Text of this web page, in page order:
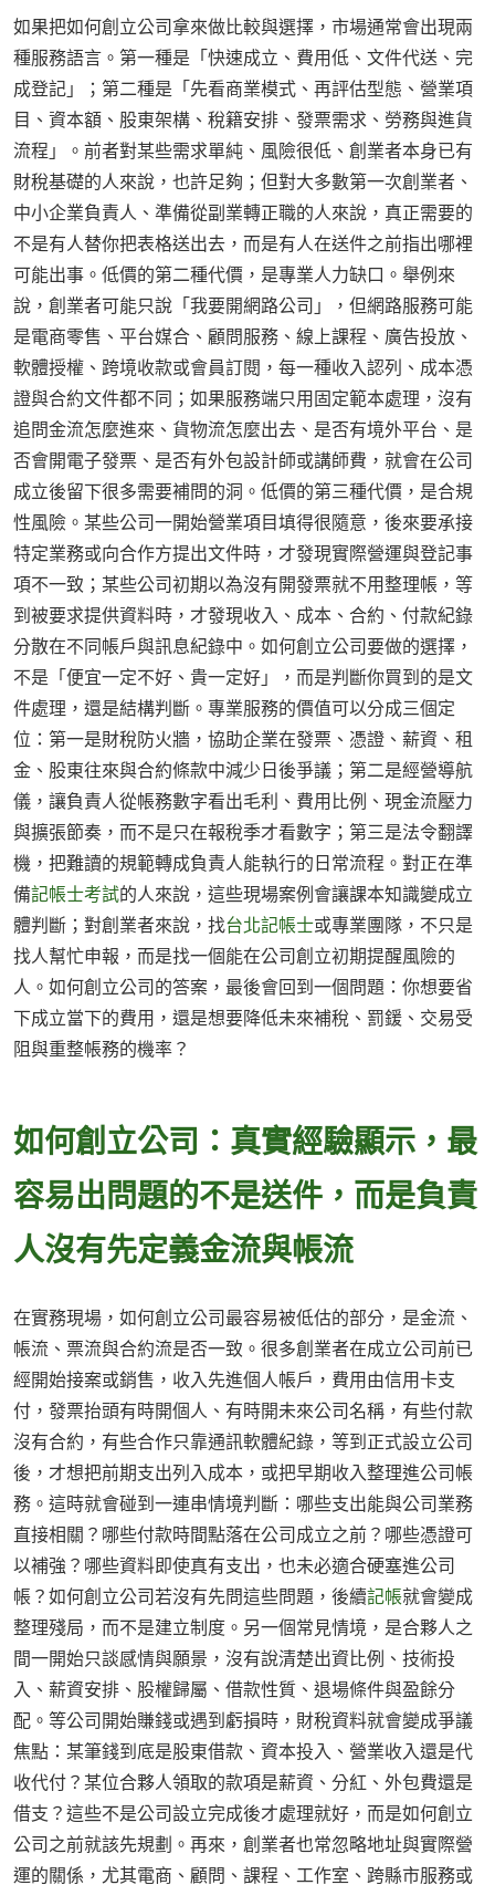
如果把如何創立公司拿來做比較與選擇，市場通常會出現兩
種服務語言。第一種是「快速成立、費用低、文件代送、完
成登記」；第二種是「先看商業模式、再評估型態、營業項
目、資本額、股東架構、稅籍安排、發票需求、勞務與進貨
流程」。前者對某些需求單純、風險很低、創業者本身已有
財稅基礎的人來說，也許足夠；但對大多數第一次創業者、
中小企業負責人、準備從副業轉正職的人來說，真正需要的
不是有人替你把表格送出去，而是有人在送件之前指出哪裡
可能出事。低價的第二種代價，是專業人力缺口。舉例來
說，創業者可能只說「我要開網路公司」，但網路服務可能
是電商零售、平台媒合、顧問服務、線上課程、廣告投放、
軟體授權、跨境收款或會員訂閱，每一種收入認列、成本憑
證與合約文件都不同；如果服務端只用固定範本處理，沒有
追問金流怎麼進來、貨物流怎麼出去、是否有境外平台、是
否會開電子發票、是否有外包設計師或講師費，就會在公司
成立後留下很多需要補問的洞。低價的第三種代價，是合規
性風險。某些公司一開始營業項目填得很隨意，後來要承接
特定業務或向合作方提出文件時，才發現實際營運與登記事
項不一致；某些公司初期以為沒有開發票就不用整理帳，等
到被要求提供資料時，才發現收入、成本、合約、付款紀錄
分散在不同帳戶與訊息紀錄中。如何創立公司要做的選擇，
不是「便宜一定不好、貴一定好」，而是判斷你買到的是文
件處理，還是結構判斷。專業服務的價值可以分成三個定
位：第一是財稅防火牆，協助企業在發票、憑證、薪資、租
金、股東往來與合約條款中減少日後爭議；第二是經營導航
儀，讓負責人從帳務數字看出毛利、費用比例、現金流壓力
與擴張節奏，而不是只在報稅季才看數字；第三是法令翻譯
機，把難讀的規範轉成負責人能執行的日常流程。對正在準
備記帳士考試的人來說，這些現場案例會讓課本知識變成立
體判斷；對創業者來說，找台北記帳士或專業團隊，不只是
找人幫忙申報，而是找一個能在公司創立初期提醒風險的
人。如何創立公司的答案，最後會回到一個問題：你想要省
下成立當下的費用，還是想要降低未來補稅、罰鍰、交易受
阻與重整帳務的機率？
如何創立公司：真實經驗顯示，最
容易出問題的不是送件，而是負責
人沒有先定義金流與帳流
在實務現場，如何創立公司最容易被低估的部分，是金流、
帳流、票流與合約流是否一致。很多創業者在成立公司前已
經開始接案或銷售，收入先進個人帳戶，費用由信用卡支
付，發票抬頭有時開個人、有時開未來公司名稱，有些付款
沒有合約，有些合作只靠通訊軟體紀錄，等到正式設立公司
後，才想把前期支出列入成本，或把早期收入整理進公司帳
務。這時就會碰到一連串情境判斷：哪些支出能與公司業務
直接相關？哪些付款時間點落在公司成立之前？哪些憑證可
以補強？哪些資料即使真有支出，也未必適合硬塞進公司
帳？如何創立公司若沒有先問這些問題，後續記帳就會變成
整理殘局，而不是建立制度。另一個常見情境，是合夥人之
間一開始只談感情與願景，沒有說清楚出資比例、技術投
入、薪資安排、股權歸屬、借款性質、退場條件與盈餘分
配。等公司開始賺錢或遇到虧損時，財稅資料就會變成爭議
焦點：某筆錢到底是股東借款、資本投入、營業收入還是代
收代付？某位合夥人領取的款項是薪資、分紅、外包費還是
借支？這些不是公司設立完成後才處理就好，而是如何創立
公司之前就該先規劃。再來，創業者也常忽略地址與實際營
運的關係，尤其電商、顧問、課程、工作室、跨縣市服務或